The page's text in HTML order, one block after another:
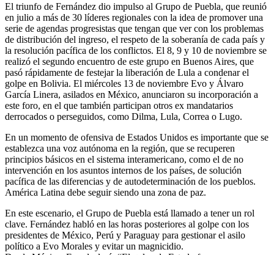
El triunfo de Fernández dio impulso al Grupo de Puebla, que reunió
en julio a más de 30 líderes regionales con la idea de promover una
serie de agendas progresistas que tengan que ver con los problemas
de distribución del ingreso, el respeto de la soberanía de cada país y
la resolución pacífica de los conflictos. El 8, 9 y 10 de noviembre se
realizó el segundo encuentro de este grupo en Buenos Aires, que
pasó rápidamente de festejar la liberación de Lula a condenar el
golpe en Bolivia. El miércoles 13 de noviembre Evo y Álvaro
García Linera, asilados en México, anunciaron su incorporación a
este foro, en el que también participan otros ex mandatarios
derrocados o perseguidos, como Dilma, Lula, Correa o Lugo.
En un momento de ofensiva de Estados Unidos es importante que se
establezca una voz autónoma en la región, que se recuperen
principios básicos en el sistema interamericano, como el de no
intervención en los asuntos internos de los países, de solución
pacífica de las diferencias y de autodeterminación de los pueblos.
América Latina debe seguir siendo una zona de paz.
En este escenario, el Grupo de Puebla está llamado a tener un rol
clave. Fernández habló en las horas posteriores al golpe con los
presidentes de México, Perú y Paraguay para gestionar el asilo
político a Evo Morales y evitar un magnicidio.